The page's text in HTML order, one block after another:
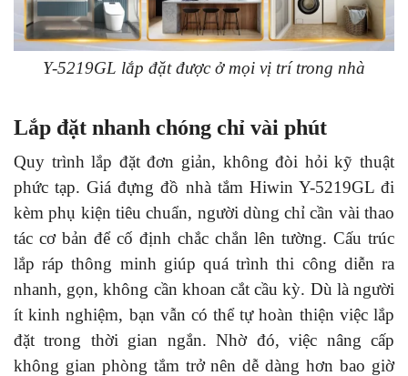
Y-5219GL lắp đặt được ở mọi vị trí trong nhà
Lắp đặt nhanh chóng chỉ vài phút
Quy trình lắp đặt đơn giản, không đòi hỏi kỹ thuật
phức tạp. Giá đựng đồ nhà tắm Hiwin Y-5219GL đi
kèm phụ kiện tiêu chuẩn, người dùng chỉ cần vài thao
tác cơ bản để cố định chắc chắn lên tường. Cấu trúc
lắp ráp thông minh giúp quá trình thi công diễn ra
nhanh, gọn, không cần khoan cắt cầu kỳ. Dù là người
ít kinh nghiệm, bạn vẫn có thể tự hoàn thiện việc lắp
đặt trong thời gian ngắn. Nhờ đó, việc nâng cấp
không gian phòng tắm trở nên dễ dàng hơn bao giờ